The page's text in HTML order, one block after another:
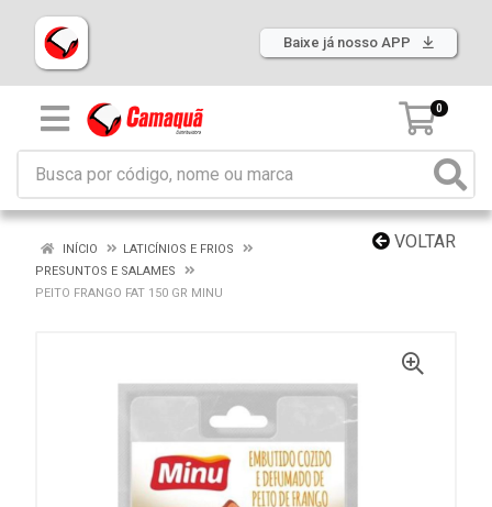
Baixe já nosso APP
0
VOLTAR
INÍCIO
LATICÍNIOS E FRIOS
PRESUNTOS E SALAMES
PEITO FRANGO FAT 150 GR MINU